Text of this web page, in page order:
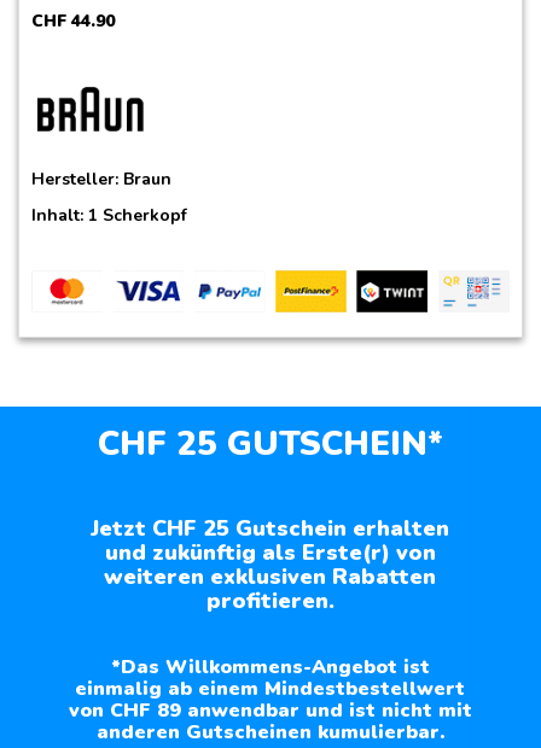
CHF 44.90
Hersteller: Braun
Inhalt: 1 Scherkopf
CHF 25 GUTSCHEIN*
Jetzt CHF 25 Gutschein erhalten
und zukünftig als Erste(r) von
weiteren exklusiven Rabatten
profitieren.
*Das Willkommens-Angebot ist
einmalig ab einem Mindestbestellwert
von CHF 89 anwendbar und ist nicht mit
anderen Gutscheinen kumulierbar.